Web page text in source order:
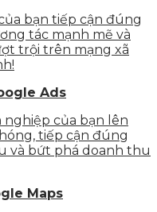
bạn tiếp cận đúng
tác mạnh mẽ và
trội trên mạng xã
Ads
nghiệp của bạn lên
tiếp cận đúng
và bứt phá doanh thu
Maps